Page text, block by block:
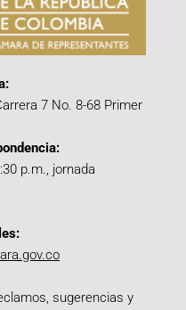
7 No. 8-68 Primer
p.m., jornada
sugerencias y